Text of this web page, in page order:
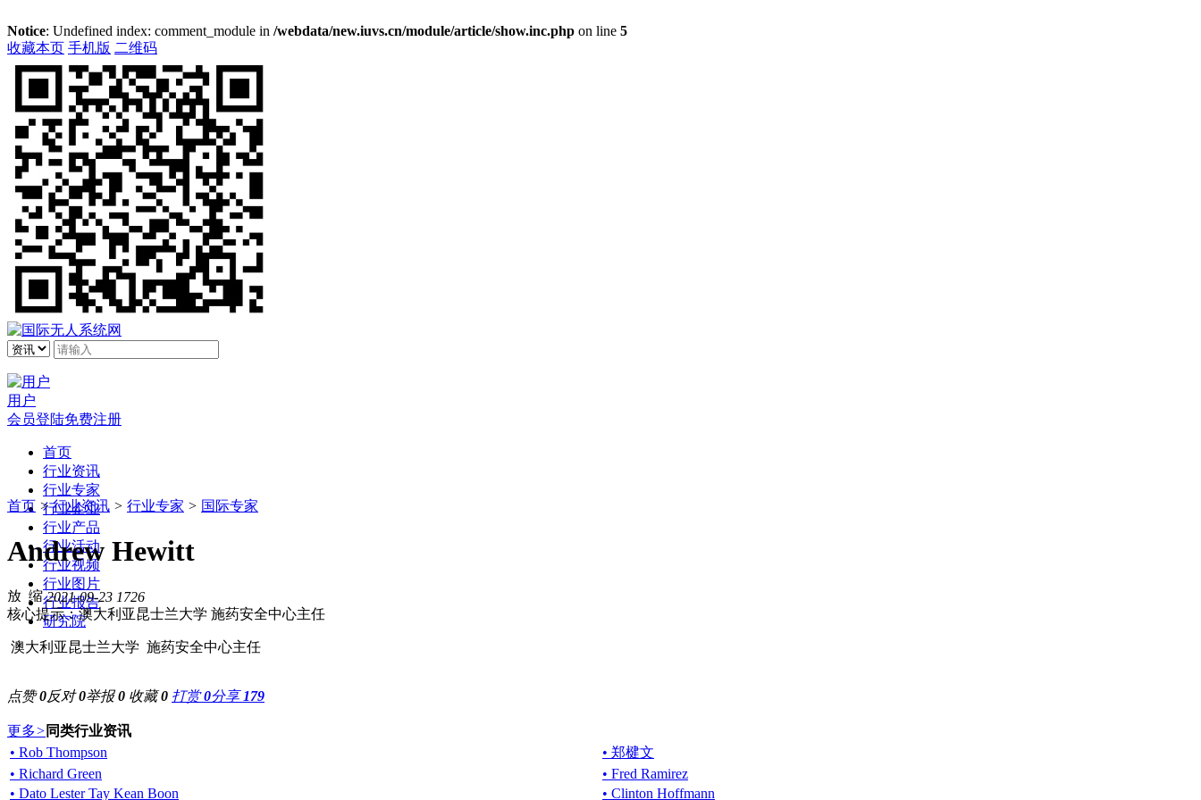
Notice: Undefined index: comment_module in /webdata/new.iuvs.cn/module/article/show.inc.php on line 5
收藏本页 手机版 二维码
用户
会员登陆免费注册
首页
行业资讯
行业专家
行业企业
行业产品
行业活动
行业视频
行业图片
行业报告
研究院
首页 > 行业资讯 > 行业专家 > 国际专家
Andrew Hewitt
2021-09-23 1726
核心提示：澳大利亚昆士兰大学 施药安全中心主任
澳大利亚昆士兰大学 施药安全中心主任
点赞0反对0举报0 收藏0 打赏0分享 179
更多> 同类行业资讯
• Rob Thompson
• 郑楗文
• Richard Green
• Fred Ramirez
• Dato Lester Tay Kean Boon
• Clinton Hoffmann